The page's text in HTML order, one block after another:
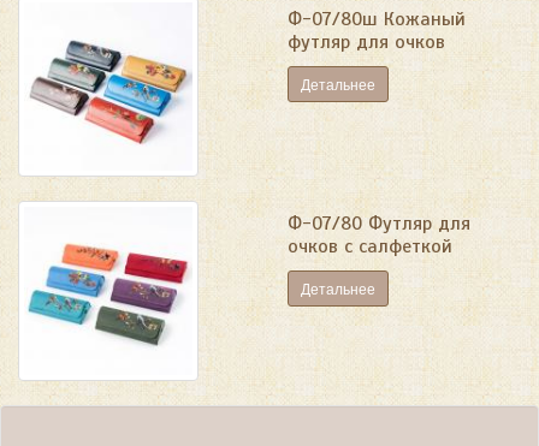
Ф-07/80ш Кожаный
футляр для очков
Детальнее
Ф-07/80 Футляр для
очков с салфеткой
Детальнее